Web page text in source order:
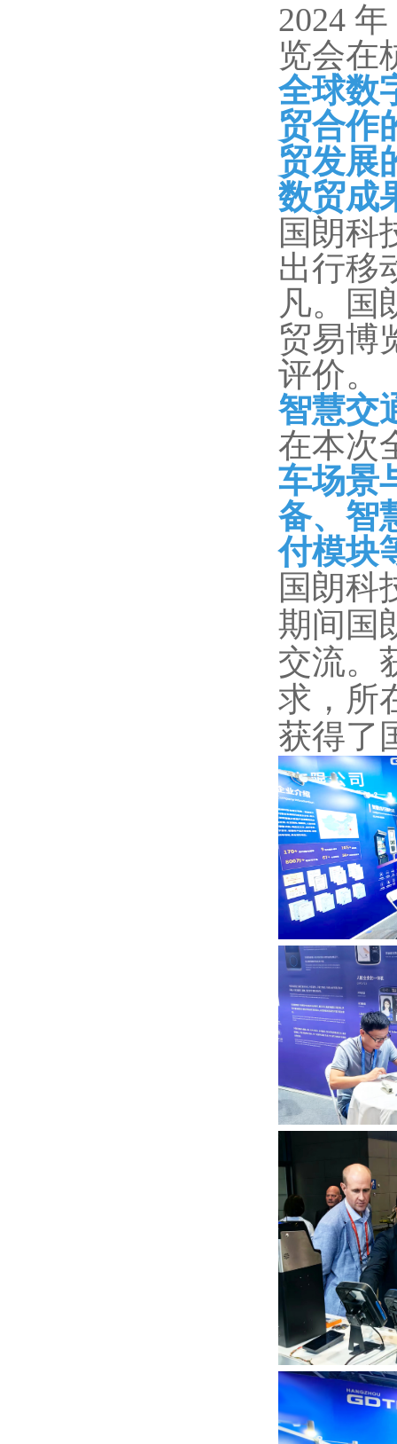
2024
览会在
全球数
贸合作
贸发展
数贸成
国朗科
出行移
凡。国
贸易博
评价。
智慧交
在本次
车场景
备、智
付模块
国朗科
期间国
交流。
求，所
获得了